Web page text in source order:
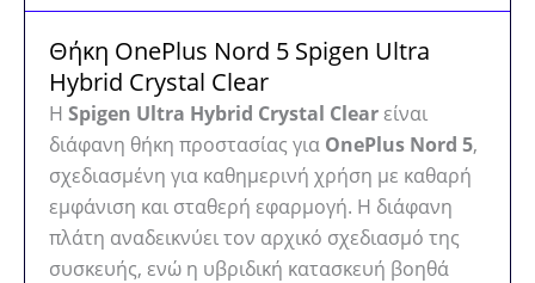
Θήκη OnePlus Nord 5 Spigen Ultra
Hybrid Crystal Clear
Η Spigen Ultra Hybrid Crystal Clearείναι
διάφανη θήκη προστασίας για OnePlus Nord 5,
σχεδιασμένη για καθημερινή χρήση με καθαρή
εμφάνιση και σταθερή εφαρμογή. Η διάφανη
πλάτη αναδεικνύει τον αρχικό σχεδιασμό της
συσκευής, ενώ η υβριδική κατασκευή βοηθά